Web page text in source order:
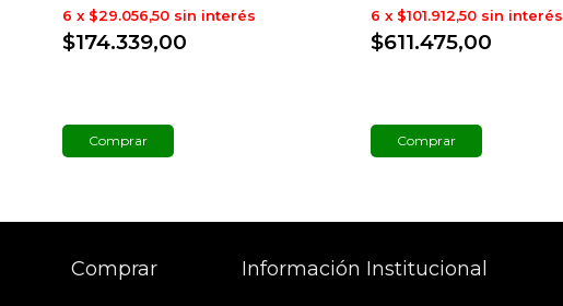
$174.339,00
6 x $29.056,50 sin interés
Comprar
$611.475,00
6 x $101.912,50 sin interés
Comprar
Comprar Información Institucional